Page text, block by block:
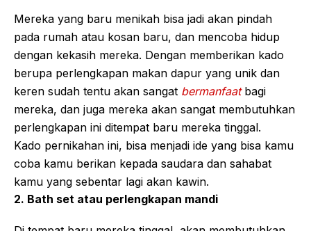
Mereka yang baru menikah bisa jadi akan pindah
pada rumah atau kosan baru, dan mencoba hidup
dengan kekasih mereka. Dengan memberikan kado
berupa perlengkapan makan dapur yang unik dan
keren sudah tentu akan sangat bermanfaat bagi
mereka, dan juga mereka akan sangat membutuhkan
perlengkapan ini ditempat baru mereka tinggal.
Kado pernikahan ini, bisa menjadi ide yang bisa kamu
coba kamu berikan kepada saudara dan sahabat
kamu yang sebentar lagi akan kawin.
2. Bath set atau perlengkapan mandi